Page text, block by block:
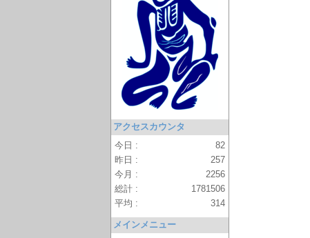
アクセスカウンタ
今日 :
82
昨日 :
257
今月 :
2256
総計 :
1781506
平均 :
314
メインメニュー